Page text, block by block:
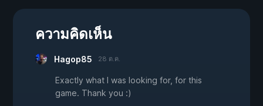
ความคิดเห็น
Hagop85 28 ต.ค.
Exactly what I was looking for, for this
game. Thank you :)